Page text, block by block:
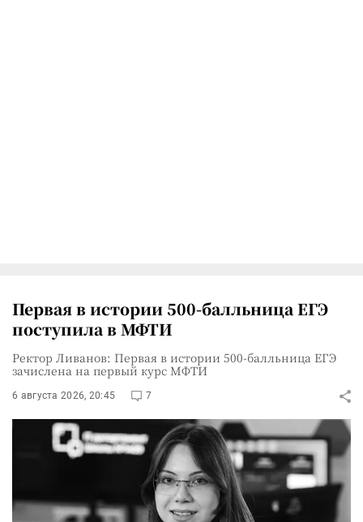
Первая в истории 500-балльница ЕГЭ
поступила в МФТИ
Ректор Ливанов: Первая в истории 500-балльница ЕГЭ
зачислена на первый курс МФТИ
6 августа 2026, 20:45 7